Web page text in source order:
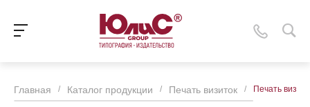
Главная / Каталог продукции / Печать визиток / Печать